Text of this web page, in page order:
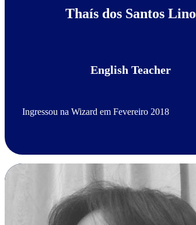
Thaís dos Santos Lino
English Teacher
Ingressou na Wizard em Fevereiro 2018